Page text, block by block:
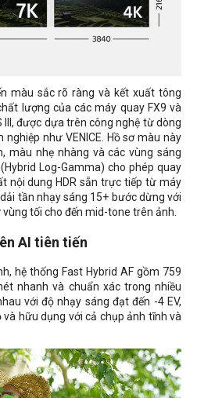
màu sắc rõ ràng và kết xuất tông
lượng của các máy quay FX9 và
III, được dựa trên công nghệ từ dòng
như VENICE. Hồ sơ màu này
màu nhẹ nhàng và các vùng sáng
Log-Gamma) cho phép quay
nội dung HDR sẵn trực tiếp từ máy
tần nhạy sáng 15+ bước dừng với
tối cho đến mid-tone trên ảnh.
AI tiên tiến
hệ thống Fast Hybrid AF gồm 759
nhanh và chuẩn xác trong nhiều
với độ nhạy sáng đạt đến -4 EV,
hữu dụng với cả chụp ảnh tĩnh và